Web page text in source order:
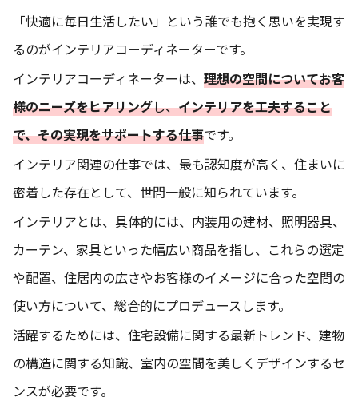
「快適に毎日生活したい」という誰でも抱く思いを実現す
るのがインテリアコーディネーターです。
インテリアコーディネーターは、 理想の空間についてお客
様のニーズをヒアリングし、インテリアを工夫すること
で、その実現をサポートする仕事です。
インテリア関連の仕事では、最も認知度が高く、住まいに
密着した存在として、世間一般に知られています。
インテリアとは、具体的には、内装用の建材、照明器具、
カーテン、家具といった幅広い商品を指し、これらの選定
や配置、住居内の広さやお客様のイメージに合った空間の
使い方について、総合的にプロデュースします。
活躍するためには、住宅設備に関する最新トレンド、建物
の構造に関する知識、室内の空間を美しくデザインするセ
ンスが必要です。